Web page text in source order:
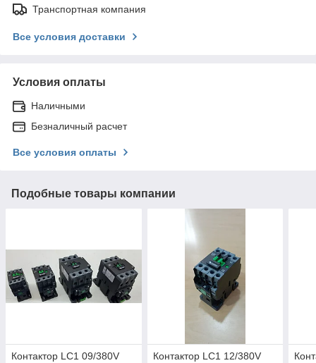
Транспортная компания
Все условия доставки
Условия оплаты
Наличными
Безналичный расчет
Все условия оплаты
Подобные товары компании
Контактор LC1 09/380V Контактор LC1 12/380V